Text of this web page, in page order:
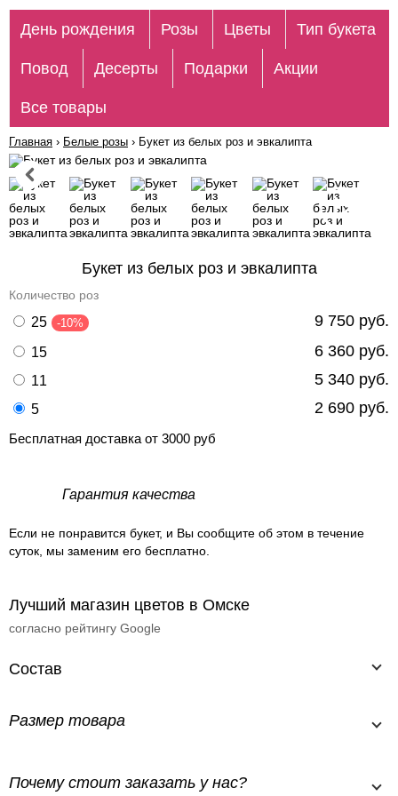
День рождения Розы Цветы Тип букета
Повод Десерты Подарки Акции
Все товары
Главная › Белые розы › Букет из белых роз и эвкалипта
Букет из белых роз и эвкалипта
Количество роз
25 -10% 9 750 руб.
15 6 360 руб.
11 5 340 руб.
5 2 690 руб.
Бесплатная доставка от 3000 руб
Гарантия качества
Если не понравится букет, и Вы сообщите об этом в течение
суток, мы заменим его бесплатно.
Лучший магазин цветов в Омске
согласно рейтингу Google
Состав
Размер товара
Почему стоит заказать у нас?